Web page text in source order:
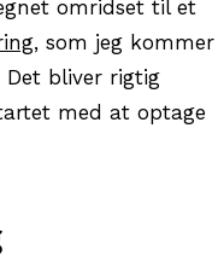
omridset til et
, som jeg kommer
Det bliver rigtig
med at optage